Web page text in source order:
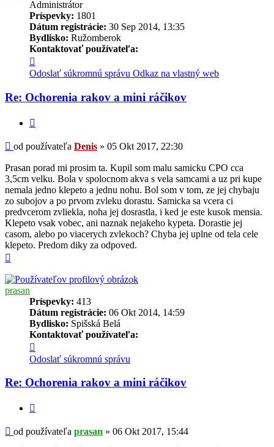
Administrátor
Príspevky: 1801
Dátum registrácie: 30 Sep 2014, 13:35
Bydlisko: Ružomberok
Kontaktovať používateľa:
informácie
používateľa
Denis
Odoslať súkromnú správu Odkaz na vlastný web
Re: Ochorenia rakov a mini ráčikov
Príspevok
od používateľa Denis » 05 Okt 2017, 22:30
Prasan porad mi prosim ta. Kupil som malu samicku CPO cca
3,5cm velku. Bola v spolocnom akva s vela samcami a uz pri kupe
nemala jedno klepeto a jednu nohu. Bol som v tom, ze jej chybaju
zo subojov a po prvom zvleku dorastu. Samicka sa vcera ci
predvcerom zvliekla, noha jej dosrastla, i ked je este kusok mensia.
Klepeto vsak vobec, ani naznak nejakeho kypeta. Dorastie jej
casom, alebo po viacerych zvlekoch? Chyba jej uplne od tela cele
klepeto. Predom diky za odpoved.
prasan
Príspevky: 413
Dátum registrácie: 06 Okt 2014, 14:59
Bydlisko: Spišská Belá
Kontaktovať používateľa:
informácie
používateľa
prasan
Odoslať súkromnú správu
Re: Ochorenia rakov a mini ráčikov
Príspevok
od používateľa prasan » 06 Okt 2017, 15:44